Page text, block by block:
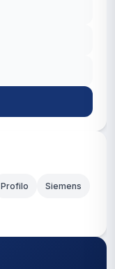
Profilo Siemens